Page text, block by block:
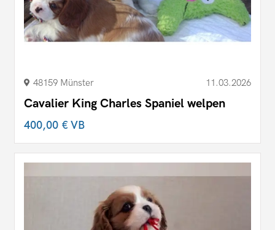
48159 Münster 11.03.2026
Cavalier King Charles Spaniel welpen
400,00 €VB